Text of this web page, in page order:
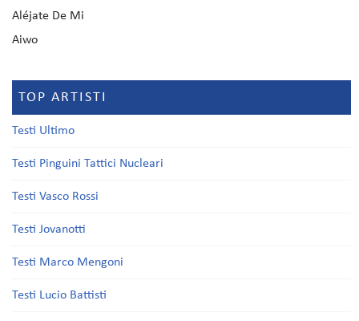
Aléjate De Mi
Aiwo
TOP ARTISTI
Testi Ultimo
Testi Pinguini Tattici Nucleari
Testi Vasco Rossi
Testi Jovanotti
Testi Marco Mengoni
Testi Lucio Battisti